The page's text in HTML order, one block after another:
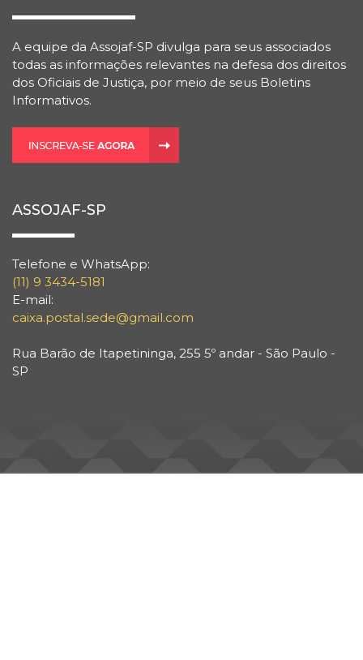
A equipe da Assojaf-SP divulga para seus associados
todas as informações relevantes na defesa dos direitos
dos Oficiais de Justiça, por meio de seus Boletins
Informativos.
ASSOJAF-SP
Telefone e WhatsApp:
(11) 9 3434-5181
E-mail:
caixa.postal.sede@gmail.com
Rua Barão de Itapetininga, 255 5º andar - São Paulo -
SP